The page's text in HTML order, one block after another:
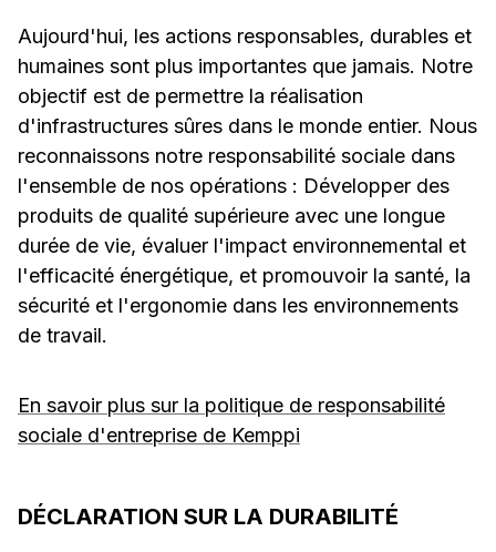
Aujourd'hui, les actions responsables, durables et
humaines sont plus importantes que jamais. Notre
objectif est de permettre la réalisation
d'infrastructures sûres dans le monde entier. Nous
reconnaissons notre responsabilité sociale dans
l'ensemble de nos opérations : Développer des
produits de qualité supérieure avec une longue
durée de vie, évaluer l'impact environnemental et
l'efficacité énergétique, et promouvoir la santé, la
sécurité et l'ergonomie dans les environnements
de travail.
En savoir plus sur la politique de responsabilité
sociale d'entreprise de Kemppi
DÉCLARATION SUR LA DURABILITÉ